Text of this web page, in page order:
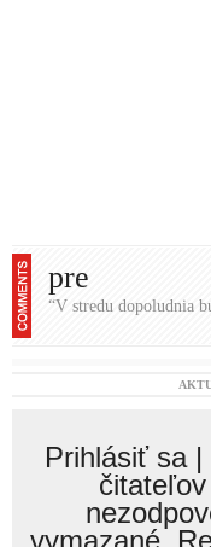
pre
“V stredu dopoludnia
Prihlásiť sa|